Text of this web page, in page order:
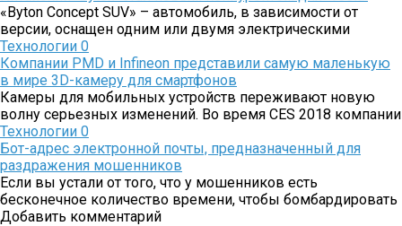
«Byton Concept SUV» – автомобиль, в зависимости от
версии, оснащен одним или двумя электрическими
Технологии 0
Компании PMD и Infineon представили самую маленькую
в мире 3D-камеру для смартфонов
Камеры для мобильных устройств переживают новую
волну серьезных изменений. Во время CES 2018 компании
Технологии 0
Бот-адрес электронной почты, предназначенный для
раздражения мошенников
Если вы устали от того, что у мошенников есть
бесконечное количество времени, чтобы бомбардировать
Добавить комментарий